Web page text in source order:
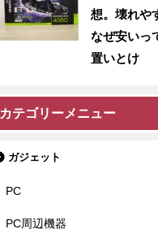
想。壊れや
なぜ安いっ
置いとけ
カテゴリーメニュー
ガジェット
PC
PC周辺機器